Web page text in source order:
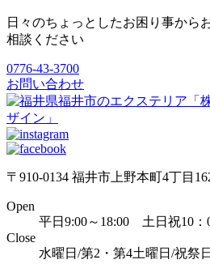
日々のちょっとしたお困り事から
相談ください
0776-43-3700
お問い合わせ
〒910-0134 福井市上野本町4丁目
Open
平日9:00～18:00 土日祝10：
Close
水曜日/第2・第4土曜日/祝祭日